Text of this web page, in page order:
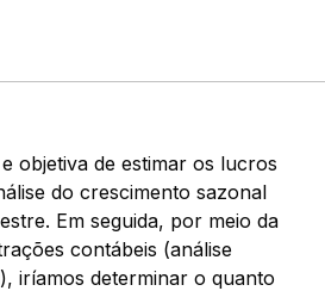
objetiva de estimar os lucros
do crescimento sazonal
Em seguida, por meio da
contábeis (análise
iríamos determinar o quanto